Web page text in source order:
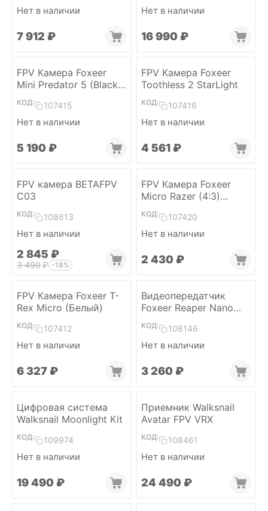
Нет в наличии
7 912 ₽
Нет в наличии
16 990 ₽
FPV Камера Foxeer
Mini Predator 5 (Black,
lens 1.8mm)
КОД: 107415
Нет в наличии
5 190 ₽
FPV Камера Foxeer
Toothless 2 StarLight
КОД: 107416
Нет в наличии
4 561 ₽
FPV камера BETAFPV
C03
КОД: 108613
Нет в наличии
2 845 ₽
3 490₽ -18%
FPV Камера Foxeer
Micro Razer (4:3)
(Черный)
КОД: 107420
Нет в наличии
2 430 ₽
FPV Камера Foxeer T-
Rex Micro (Белый)
КОД: 107412
Нет в наличии
6 327 ₽
Видеопередатчик
Foxeer Reaper Nano
VTX
КОД: 108146
Нет в наличии
3 260 ₽
Цифровая система
Walksnail Moonlight Kit
КОД: 109974
Нет в наличии
19 490 ₽
Приемник Walksnail
Avatar FPV VRX
КОД: 108461
Нет в наличии
24 490 ₽